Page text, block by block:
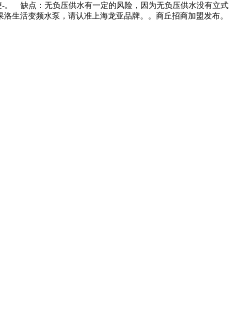
-。 缺点：无负压供水有一定的风险，因为无负压供水没有立式
生活变频水泵，请认准上海龙亚品牌。。商丘招商加盟发布。